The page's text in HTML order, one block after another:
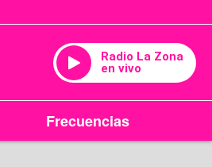
Radio La Zona
en vivo
Frecuencias